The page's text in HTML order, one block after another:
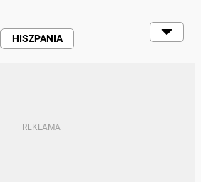
HISZPANIA